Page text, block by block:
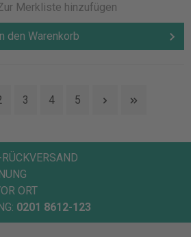
Merkliste hinzufügen
den Warenkorb
3 4 5
ORT
0201 8612-123